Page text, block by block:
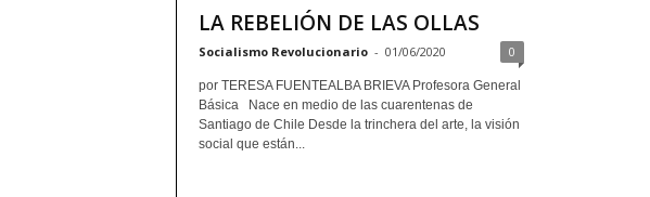
LA REBELIÓN DE LAS OLLAS
Socialismo Revolucionario - 01/06/2020 0
por TERESA FUENTEALBA BRIEVA Profesora General
Básica Nace en medio de las cuarentenas de
Santiago de Chile Desde la trinchera del arte, la visión
social que están...